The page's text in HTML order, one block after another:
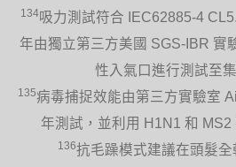
134吸力測試符合 IEC62885-4
年由獨立第三方美國 SGS-IBR 實
性入氣口進行測試至
135病毒捕捉效能由第三方實驗室
年測試，並利用 H1N1 和 MS2
136抗毛躁模式建議在頭髮全